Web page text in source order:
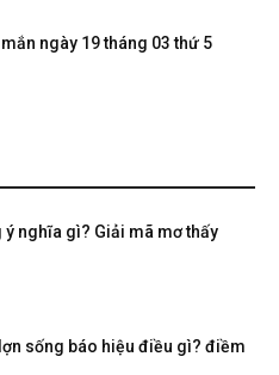
ngày 19 tháng 03 thứ 5
ý nghĩa gì? Giải mã mơ thấy
sống báo hiệu điều gì? điềm